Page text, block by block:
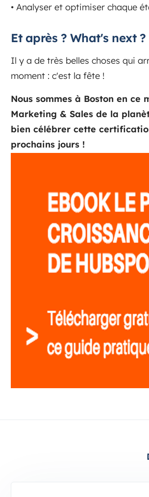
• Analyser et optimiser chaque
Et après ? What's next ?
Il y a de très belles choses qui
moment : c'est la fête !
Nous sommes à Boston en
Marketing & Sales de la
bien célébrer cette
prochains jours !